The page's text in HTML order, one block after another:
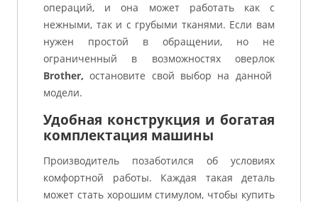
операций, и она может работать как с
нежными, так и с грубыми тканями. Если вам
нужен простой в обращении, но не
ограниченный в возможностях оверлок
Brother, остановите свой выбор на данной
модели.
Удобная конструкция и богатая
комплектация машины
Производитель позаботился об условиях
комфортной работы. Каждая такая деталь
может стать хорошим стимулом, чтобы купить